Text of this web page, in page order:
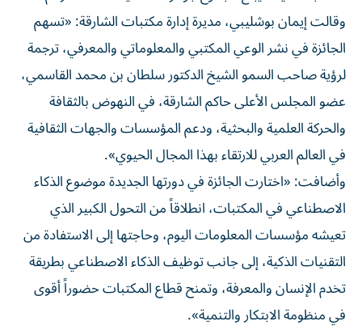
وقالت إيمان بوشليبي، مديرة إدارة مكتبات الشارقة: «تسهم
الجائزة في نشر الوعي المكتبي والمعلوماتي والمعرفي، ترجمة
لرؤية صاحب السمو الشيخ الدكتور سلطان بن محمد القاسمي،
عضو المجلس الأعلى حاكم الشارقة، في النهوض بالثقافة
والحركة العلمية والبحثية، ودعم المؤسسات والجهات الثقافية
في العالم العربي للارتقاء بهذا المجال الحيوي».
وأضافت: «اختارت الجائزة في دورتها الجديدة موضوع الذكاء
الاصطناعي في المكتبات، انطلاقاً من التحول الكبير الذي
تعيشه مؤسسات المعلومات اليوم، وحاجتها إلى الاستفادة من
التقنيات الذكية، إلى جانب توظيف الذكاء الاصطناعي بطريقة
تخدم الإنسان والمعرفة، وتمنح قطاع المكتبات حضوراً أقوى
في منظومة الابتكار والتنمية».